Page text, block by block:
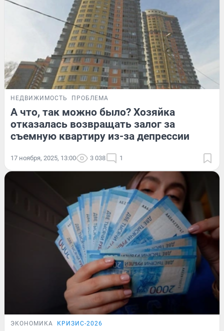
НЕДВИЖИМОСТЬ ПРОБЛЕМА
А что, так можно было? Хозяйка
отказалась возвращать залог за
съемную квартиру из-за депрессии
17 ноября, 2025, 13:00 3 038 1
ЭКОНОМИКА КРИЗИС-2026